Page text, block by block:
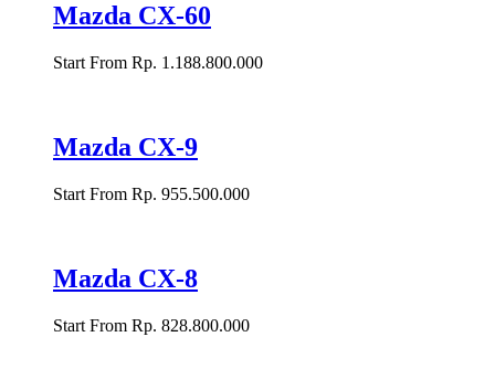
Mazda CX-60
Start From Rp. 1.188.800.000
Mazda CX-9
Start From Rp. 955.500.000
Mazda CX-8
Start From Rp. 828.800.000